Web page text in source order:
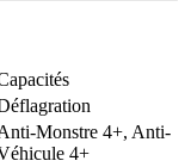
Monstre 4+, Anti-
4+